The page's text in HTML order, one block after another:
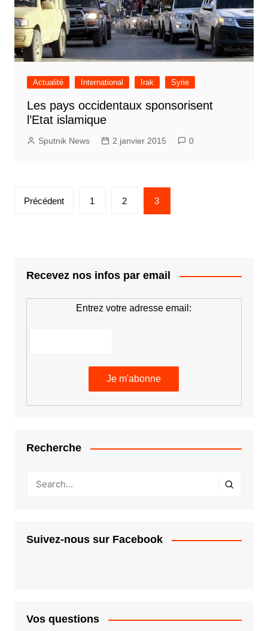
Actualité International Irak Syrie
Les pays occidentaux sponsorisent
l’Etat islamique
Sputnik News 2 janvier 2015 0
Pagination
Précédent 1 2 3
Recevez nos infos par email
Entrez votre adresse email:
Recherche
Suivez-nous sur Facebook
Vos questions